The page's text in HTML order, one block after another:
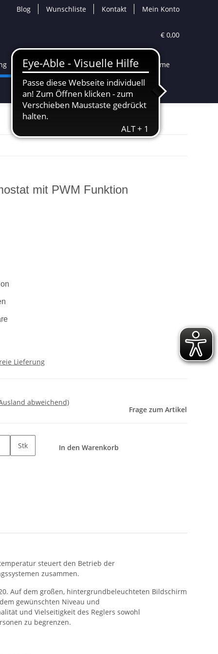
Blog Wunschliste Kontakt Mein Konto
€ 0,00
Solartechnik Speichersysteme
mit PWM Funktion
Lieferung
abweichend)
Frage zum Artikel
Stk In den Warenkorb
steuert den Betrieb der
zusammen.
Auf dem großen, hintergrundbeleuchteten Bildschirm
gewünschten Niveau und
und Vielseitigkeit des Reglers sowohl
zu begrenzen.